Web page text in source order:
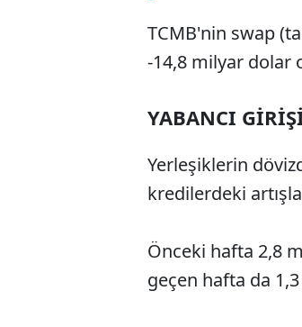
TCMB'nin swap
-14,8 milyar dolar
YABANCI
Yerleşiklerin
kredilerdeki
Önceki hafta 2,8
geçen hafta da